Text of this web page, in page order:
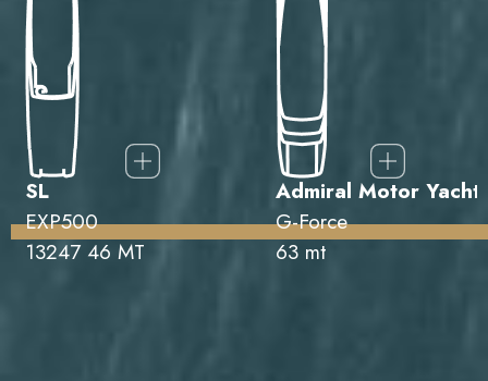
SL
EXP500
13247 46 MT
Admiral Motor Yacht
G-Force
63 mt